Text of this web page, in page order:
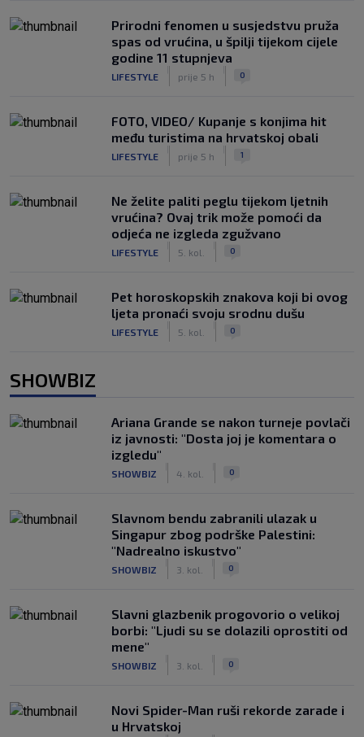
Prirodni fenomen u susjedstvu pruža
spas od vrućina, u špilji tijekom cijele
godine 11 stupnjeva
LIFESTYLE prije 5 h 0
FOTO, VIDEO/ Kupanje s konjima hit
među turistima na hrvatskoj obali
LIFESTYLE prije 5 h 1
Ne želite paliti peglu tijekom ljetnih
vrućina? Ovaj trik može pomoći da
odjeća ne izgleda zgužvano
LIFESTYLE 5. kol. 0
Pet horoskopskih znakova koji bi ovog
ljeta pronaći svoju srodnu dušu
LIFESTYLE 5. kol. 0
SHOWBIZ
Ariana Grande se nakon turneje povlači
iz javnosti: "Dosta joj je komentara o
izgledu"
SHOWBIZ 4. kol. 0
Slavnom bendu zabranili ulazak u
Singapur zbog podrške Palestini:
"Nadrealno iskustvo"
SHOWBIZ 3. kol. 0
Slavni glazbenik progovorio o velikoj
borbi: "Ljudi su se dolazili oprostiti od
mene"
SHOWBIZ 3. kol. 0
Novi Spider-Man ruši rekorde zarade i
u Hrvatskoj